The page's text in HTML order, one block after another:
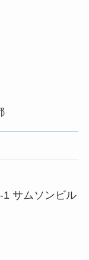
サムソンビル